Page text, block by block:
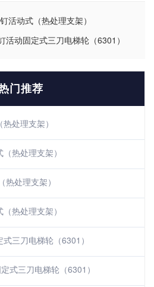
活动式（热处理支架）
活动固定式三刀电梯轮（6301）
门推荐
处理支架）
热处理支架）
处理支架）
热处理支架）
三刀电梯轮（6301）
式三刀电梯轮（6301）